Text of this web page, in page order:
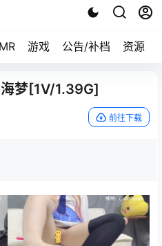
游戏 公告/补档 资源求
梦[1V/1.39G]
前往下载